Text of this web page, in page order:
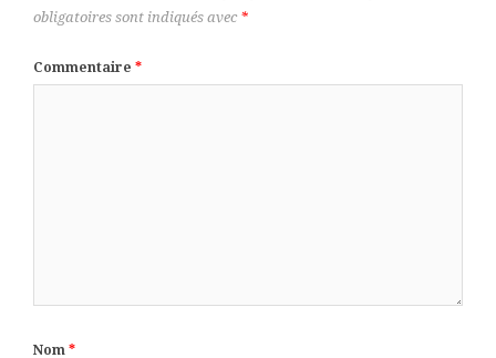
obligatoires sont indiqués avec *
Commentaire *
Nom *